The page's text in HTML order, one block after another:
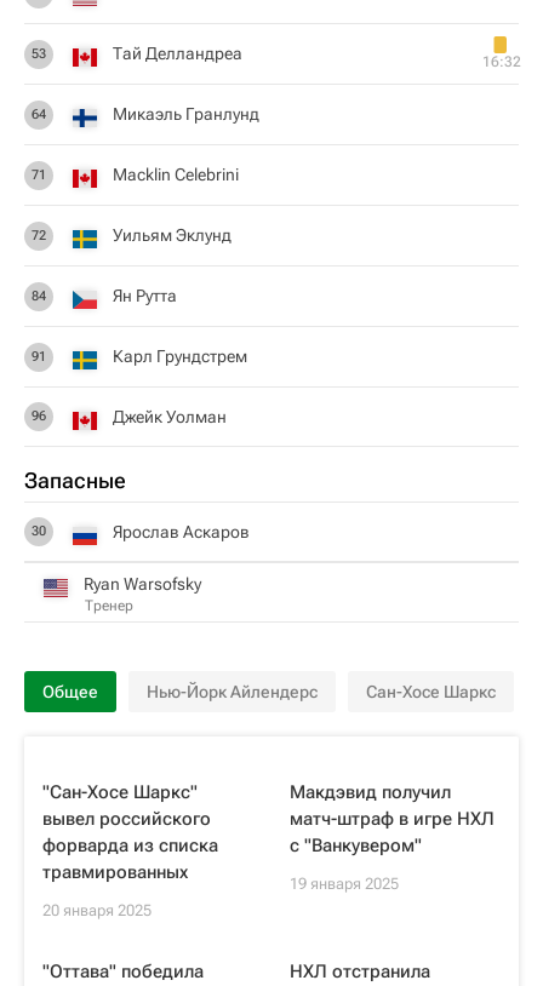
53 Тай Делландреа 16:32
64 Микаэль Гранлунд
71 Macklin Celebrini
72 Уильям Эклунд
84 Ян Рутта
91 Карл Грундстрем
96 Джейк Уолман
Запасные
30 Ярослав Аскаров
Ryan Warsofsky
Тренер
Общее Нью-Йорк Айлендерс Сан-Хосе Шаркс
"Сан-Хосе Шаркс"
вывел российского
форварда из списка
травмированных
20 января 2025
Макдэвид получил
матч-штраф в игре НХЛ
с "Ванкувером"
19 января 2025
"Оттава" победила
НХЛ отстранила